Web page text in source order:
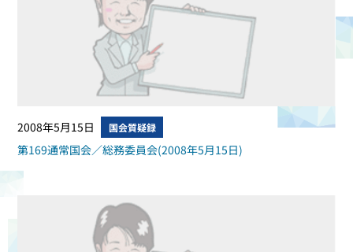
2008年5月15日 国会質疑録
第169通常国会／総務委員会(2008年5月15日)